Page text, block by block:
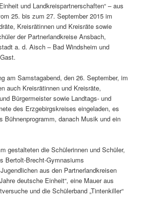
und Landkreispartnerschaften“ – aus
25. bis zum 27. September 2015 im
Kreisrätinnen und Kreisräte sowie
der Partnerlandkreise Ansbach,
a. d. Aisch – Bad Windsheim und
am Samstagabend, den 26. September, im
auch Kreisrätinnen und Kreisräte,
Bürgermeister sowie Landtags- und
des Erzgebirgskreises einge­laden, es
Bühnenprogramm, danach Musik und ein
gestal­teten die Schülerinnen und Schüler,
Bertolt-Brecht-Gymnasiums
aus den Partnerlandkreisen
deut­sche Einheit“, eine Mauer aus
und die Schülerband „Tintenkiller“